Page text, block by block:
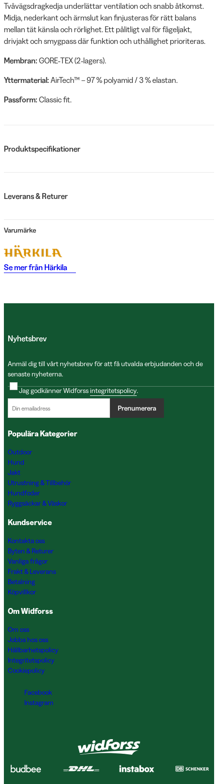
Tvåvägsdragkedja underlättar ventilation och snabb åtkomst.
Midja, nederkant och ärmslut kan finjusteras för rätt balans
mellan tät känsla och rörlighet. Ett pålitligt val för fågeljakt,
drivjakt och smygpass där funktion och uthållighet prioriteras.
Membran: GORE‑TEX (2‑lagers).
Yttermaterial: AirTech™ – 97 % polyamid / 3 % elastan.
Passform: Classic fit.
Produktspecifikationer
Leverans & Returer
Varumärke
Se mer från Härkila
Nyhetsbrev
Anmäl dig till vårt nyhetsbrev för att få utvalda erbjudanden och de
senaste nyheterna.
Jag godkänner Widforssintegritetspolicy.
Prenumerera
Populära Kategorier
Outdoor
Hund
Jakt
Utrustning & Tillbehör
Hundfoder
Ryggsäckar & Väskor
Kundservice
Kontakta oss
Byten & Returer
Vanliga frågor
Frakt & Leverans
Betalning
Köpvillkor
Om Widforss
Om oss
Jobba hos oss
Hållbarhetspolicy
Integritetspolicy
Cookiepolicy
Facebook
Instagram